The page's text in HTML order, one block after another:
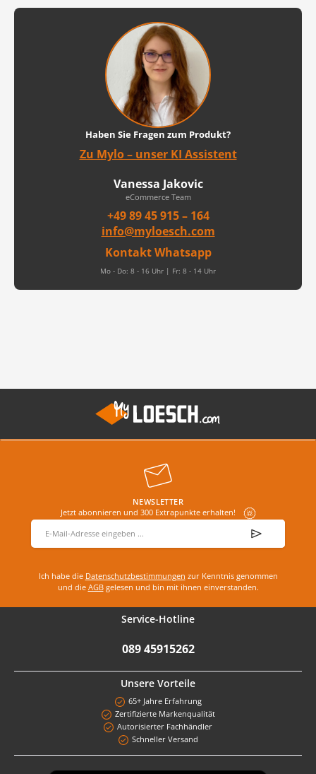
Haben Sie Fragen zum Produkt?
Zu Mylo – unser KI Assistent
Vanessa Jakovic
eCommerce Team
+49 89 45 915 – 164
info@myloesch.com
Kontakt Whatsapp
Mo - Do: 8 - 16 Uhr | Fr: 8 - 14 Uhr
NEWSLETTER
Jetzt abonnieren und 300 Extrapunkte erhalten!
E-Mail-Adresse
Ich habe die Datenschutzbestimmungen zur Kenntnis genommen
und die AGBgelesen und bin mit ihnen einverstanden.
Service-Hotline
089 45915262
Unsere Vorteile
65+ Jahre Erfahrung
Zertifizierte Markenqualität
Autorisierter Fachhändler
Schneller Versand